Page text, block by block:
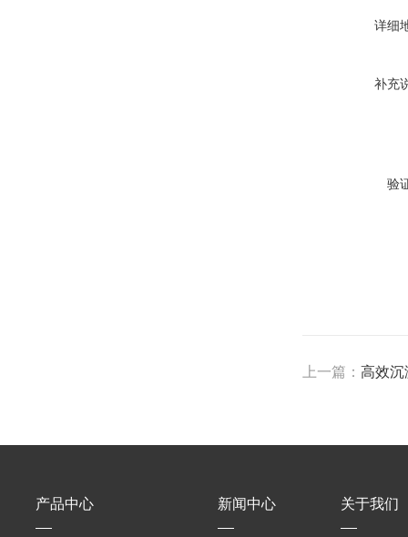
详细
补充
验
上一篇：高效沉
产品中心 新闻中心 关于我们